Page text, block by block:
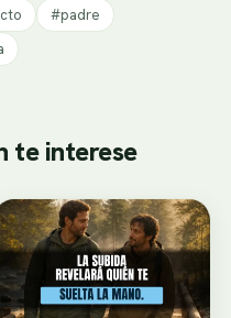
#padre
te interese